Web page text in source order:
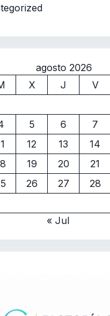
agosto 2026
X J V
5 6 7
12 13 14
19 20 21
26 27 28
« Jul